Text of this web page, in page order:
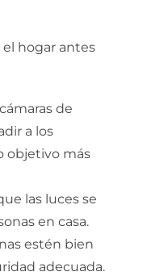
hogar antes
de
a los
objetivo más
las luces se
en casa.
estén bien
adecuada.